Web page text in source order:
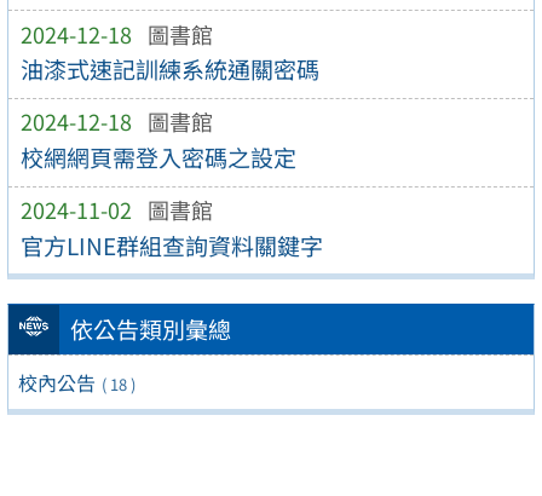
2024-12-18 圖書館
油漆式速記訓練系統通關密碼
2024-12-18 圖書館
校網網頁需登入密碼之設定
2024-11-02 圖書館
官方LINE群組查詢資料關鍵字
依公告類別彙總
校內公告 ( 18 )